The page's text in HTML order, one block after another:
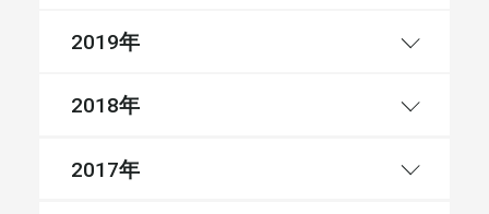
2019年
2018年
2017年